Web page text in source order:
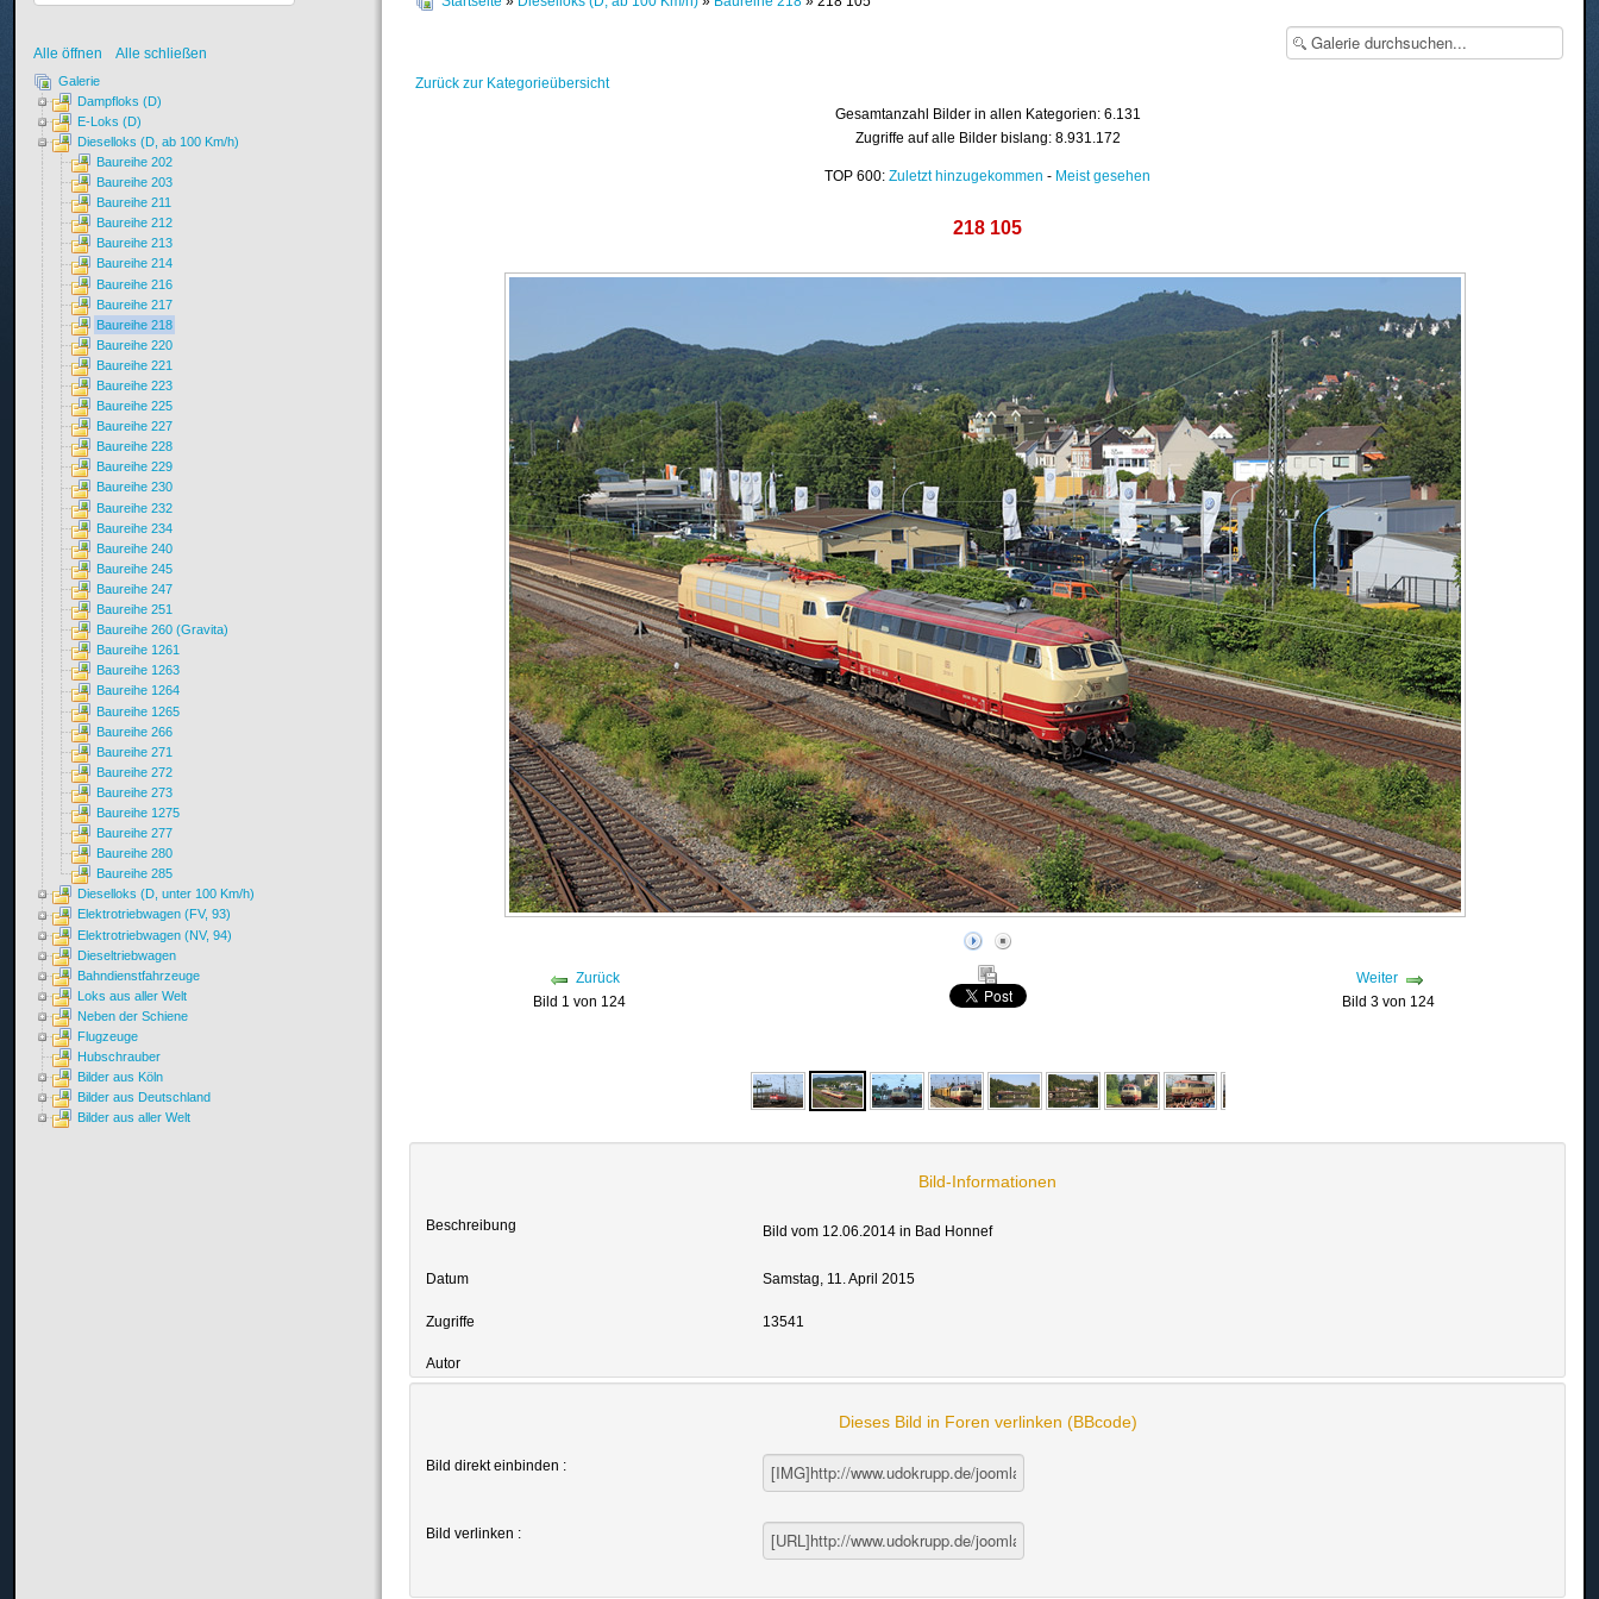
Zurück zur Kategorieübersicht
Gesamtanzahl Bilder in allen Kategorien: 6.131
Zugriffe auf alle Bilder bislang: 8.931.172
TOP 600:Zuletzt hinzugekommen - Meist gesehen
218 105
Zurück
Bild 1 von 124
Weiter
Bild 3 von 124
Bild-Informationen
Beschreibung Bild vom 12.06.2014 in Bad Honnef
Datum Samstag, 11. April 2015
Zugriffe 13541
Autor
Dieses Bild in Foren verlinken (BBcode)
Bild direkt einbinden :
Bild verlinken :
Alle öffnen Alle schließen
Galerie
Dampfloks (D)
E-Loks (D)
Dieselloks (D, ab 100 Km/h)
Baureihe 202
Baureihe 203
Baureihe 211
Baureihe 212
Baureihe 213
Baureihe 214
Baureihe 216
Baureihe 217
Baureihe 218
Baureihe 220
Baureihe 221
Baureihe 223
Baureihe 225
Baureihe 227
Baureihe 228
Baureihe 229
Baureihe 230
Baureihe 232
Baureihe 234
Baureihe 240
Baureihe 245
Baureihe 247
Baureihe 251
Baureihe 260 (Gravita)
Baureihe 1261
Baureihe 1263
Baureihe 1264
Baureihe 1265
Baureihe 266
Baureihe 271
Baureihe 272
Baureihe 273
Baureihe 1275
Baureihe 277
Baureihe 280
Baureihe 285
Dieselloks (D, unter 100 Km/h)
Elektrotriebwagen (FV, 93)
Elektrotriebwagen (NV, 94)
Dieseltriebwagen
Bahndienstfahrzeuge
Loks aus aller Welt
Neben der Schiene
Flugzeuge
Hubschrauber
Bilder aus Köln
Bilder aus Deutschland
Bilder aus aller Welt